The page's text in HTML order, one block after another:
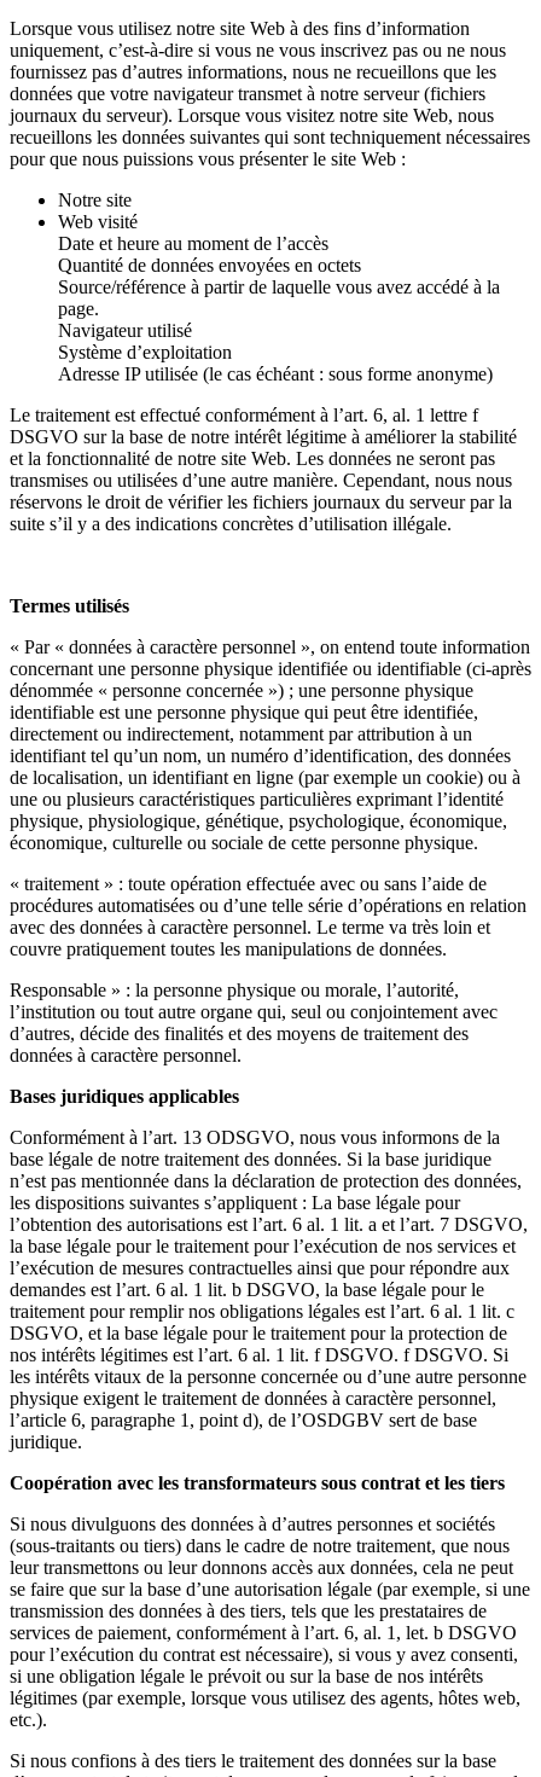
Lorsque vous utilisez notre site Web à des fins d’information
uniquement, c’est-à-dire si vous ne vous inscrivez pas ou ne nous
fournissez pas d’autres informations, nous ne recueillons que les
données que votre navigateur transmet à notre serveur (fichiers
journaux du serveur). Lorsque vous visitez notre site Web, nous
recueillons les données suivantes qui sont techniquement nécessaires
pour que nous puissions vous présenter le site Web :
Notre site
Web visité
Date et heure au moment de l’accès
Quantité de données envoyées en octets
Source/référence à partir de laquelle vous avez accédé à la
page.
Navigateur utilisé
Système d’exploitation
Adresse IP utilisée (le cas échéant : sous forme anonyme)
Le traitement est effectué conformément à l’art. 6, al. 1 lettre f
DSGVO sur la base de notre intérêt légitime à améliorer la stabilité
et la fonctionnalité de notre site Web. Les données ne seront pas
transmises ou utilisées d’une autre manière. Cependant, nous nous
réservons le droit de vérifier les fichiers journaux du serveur par la
suite s’il y a des indications concrètes d’utilisation illégale.
Termes utilisés
« Par « données à caractère personnel », on entend toute information
concernant une personne physique identifiée ou identifiable (ci-après
dénommée « personne concernée ») ; une personne physique
identifiable est une personne physique qui peut être identifiée,
directement ou indirectement, notamment par attribution à un
identifiant tel qu’un nom, un numéro d’identification, des données
de localisation, un identifiant en ligne (par exemple un cookie) ou à
une ou plusieurs caractéristiques particulières exprimant l’identité
physique, physiologique, génétique, psychologique, économique,
économique, culturelle ou sociale de cette personne physique.
« traitement » : toute opération effectuée avec ou sans l’aide de
procédures automatisées ou d’une telle série d’opérations en relation
avec des données à caractère personnel. Le terme va très loin et
couvre pratiquement toutes les manipulations de données.
Responsable » : la personne physique ou morale, l’autorité,
l’institution ou tout autre organe qui, seul ou conjointement avec
d’autres, décide des finalités et des moyens de traitement des
données à caractère personnel.
Bases juridiques applicables
Conformément à l’art. 13 ODSGVO, nous vous informons de la
base légale de notre traitement des données. Si la base juridique
n’est pas mentionnée dans la déclaration de protection des données,
les dispositions suivantes s’appliquent : La base légale pour
l’obtention des autorisations est l’art. 6 al. 1 lit. a et l’art. 7 DSGVO,
la base légale pour le traitement pour l’exécution de nos services et
l’exécution de mesures contractuelles ainsi que pour répondre aux
demandes est l’art. 6 al. 1 lit. b DSGVO, la base légale pour le
traitement pour remplir nos obligations légales est l’art. 6 al. 1 lit. c
DSGVO, et la base légale pour le traitement pour la protection de
nos intérêts légitimes est l’art. 6 al. 1 lit. f DSGVO. f DSGVO. Si
les intérêts vitaux de la personne concernée ou d’une autre personne
physique exigent le traitement de données à caractère personnel,
l’article 6, paragraphe 1, point d), de l’OSDGBV sert de base
juridique.
Coopération avec les transformateurs sous contrat et les tiers
Si nous divulguons des données à d’autres personnes et sociétés
(sous-traitants ou tiers) dans le cadre de notre traitement, que nous
leur transmettons ou leur donnons accès aux données, cela ne peut
se faire que sur la base d’une autorisation légale (par exemple, si une
transmission des données à des tiers, tels que les prestataires de
services de paiement, conformément à l’art. 6, al. 1, let. b DSGVO
pour l’exécution du contrat est nécessaire), si vous y avez consenti,
si une obligation légale le prévoit ou sur la base de nos intérêts
légitimes (par exemple, lorsque vous utilisez des agents, hôtes web,
etc.).
Si nous confions à des tiers le traitement des données sur la base